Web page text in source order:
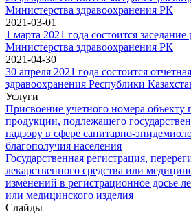
Министерства здравоохранения РК
2021-03-01
1 марта 2021 года состоится
Министерства здравоохранения РК
2021-04-30
30 апреля 2021 года состоится
здравоохранения Республики
Услуги
Присвоение учетного номера объекту
продукции, подлежащего
надзору в сфере санитарно-
благополучия населения
Государственная регистрация,
лекарственного средства или
изменений в регистрационное досье
или медицинского изделия
Слайды